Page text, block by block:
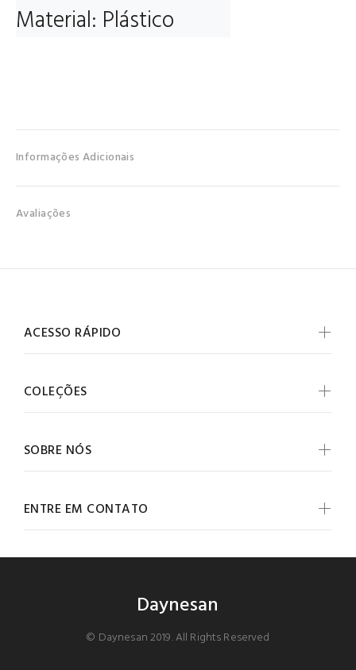
Material: Plástico
Informações Adicionais
Avaliações
ACESSO RÁPIDO
COLEÇÕES
SOBRE NÓS
ENTRE EM CONTATO
Daynesan
© Daynesan 2019. All Rights Reserved